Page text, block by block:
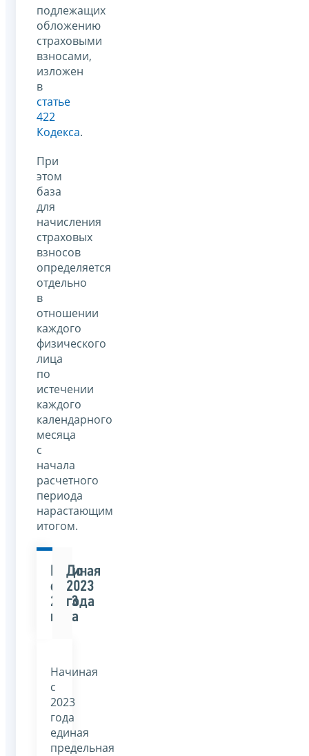
подлежащих
обложению
страховыми
взносами,
изложен
в
статье
422
Кодекса.
При
этом
база
для
начисления
страховых
взносов
определяется
отдельно
в
отношении
каждого
физического
лица
по
истечении
каждого
календарного
месяца
с
начала
расчетного
периода
нарастающим
итогом.
Начиная
с
2023
года
До
2023
года
Начиная
с
2023
года
единая
предельная